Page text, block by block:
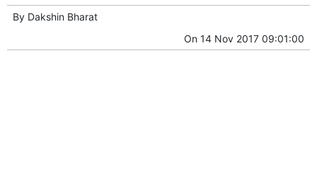
By Dakshin Bharat
On 14 Nov 2017 09:01:00